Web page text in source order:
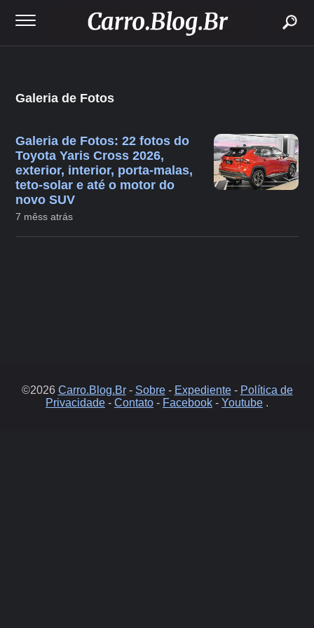
Galeria de Fotos
Galeria de Fotos: 22 fotos do
Toyota Yaris Cross 2026,
exterior, interior, porta-malas,
teto-solar e até o motor do
novo SUV
7 mêss atrás
©2026 Carro.Blog.Br- Sobre- Expediente- Política de
Privacidade - Contato - Facebook - Youtube .